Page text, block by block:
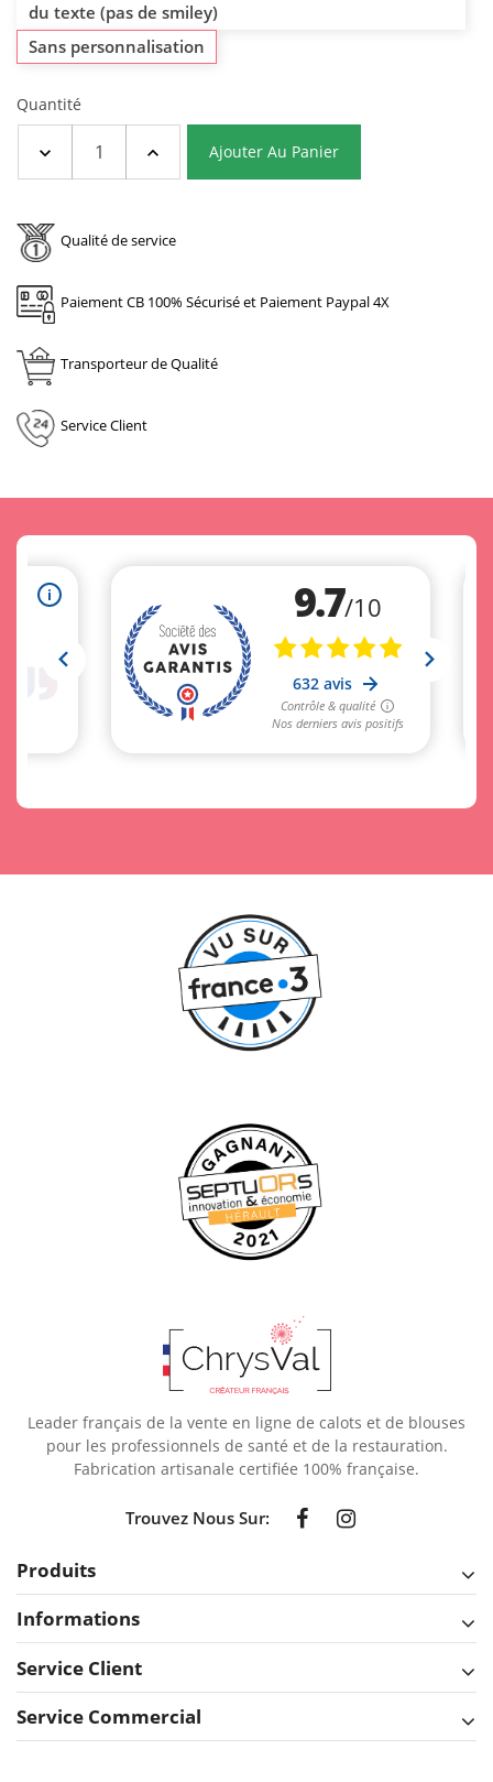
du texte (pas de smiley)
Sans personnalisation
Quantité
Ajouter Au Panier
Qualité de service
Paiement CB 100% Sécurisé et Paiement Paypal 4X
Transporteur de Qualité
Service Client
Leader français de la vente en ligne de calots et de blouses
pour les professionnels de santé et de la restauration.
Fabrication artisanale certifiée 100% française.
Trouvez Nous Sur:
Produits
Informations
Service Client
Service Commercial